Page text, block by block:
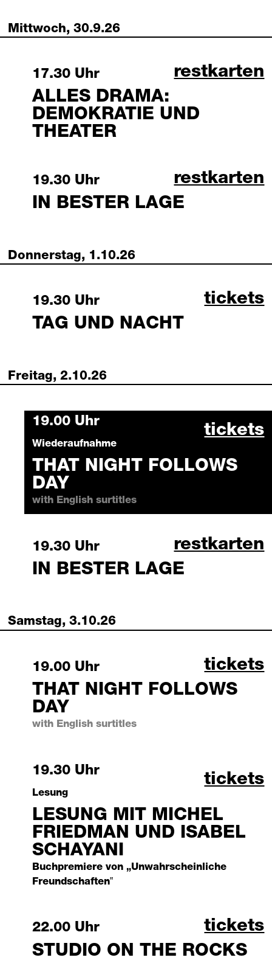
Mittwoch, 30.9.26
Wednesday, 30 September 2026
17.30 Uhr
ALLES DRAMA:
DEMOKRATIE UND
THEATER
restkarten
alles
Wednesday, 30 September 2026
19.30 Uhr
IN BESTER LAGE
restkarten
in bester
Donnerstag, 1.10.26
Thursday, 1 October 2026
19.30 Uhr
TAG UND NACHT
tickets
tag
Freitag, 2.10.26
Friday, 2 October 2026
19.00 Uhr
Wiederaufnahme
THAT NIGHT FOLLOWS
DAY
with English surtitles
tickets
that
Friday, 2 October 2026
19.30 Uhr
IN BESTER LAGE
restkarten
in bester
Samstag, 3.10.26
Saturday, 3 October 2026
19.00 Uhr
THAT NIGHT FOLLOWS
DAY
with English surtitles
tickets
that
Saturday, 3 October 2026
19.30 Uhr
Lesung
LESUNG MIT MICHEL
FRIEDMAN UND ISABEL
SCHAYANI
Buchpremiere von „Unwahrscheinliche
Freundschaften‟
tickets
lesung
Saturday, 3 October 2026
22.00 Uhr
STUDIO ON THE ROCKS
tickets
studio